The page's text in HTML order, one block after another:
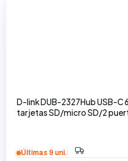
D-link DUB-2327Hub USB-C
tarjetas SD/micro SD/2
Últimas 9 uni.